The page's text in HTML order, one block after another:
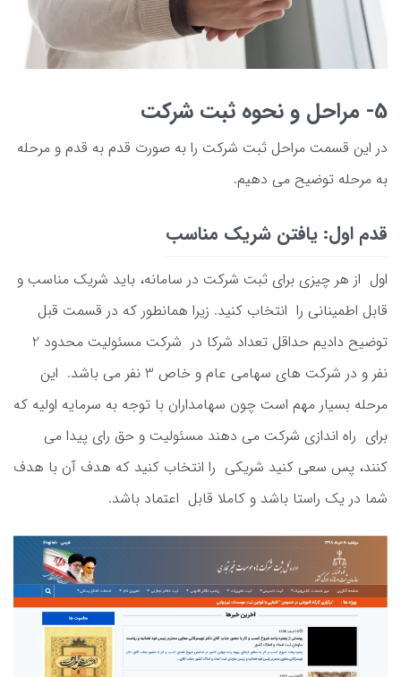
5- مراحل و نحوه ثبت شرکت
در این قسمت مراحل ثبت شرکت را به صورت قدم به قدم و مرحله
به مرحله توضیح می دهیم.
قدم اول: یافتن شریک مناسب
اول از هر چیزی برای ثبت شرکت در سامانه، باید شریک مناسب و
قابل اطمینانی را انتخاب کنید. زیرا همانطور که در قسمت قبل
توضیح دادیم حداقل تعداد شرکا در شرکت مسئولیت محدود 2
نفر و در شرکت های سهامی عام و خاص 3 نفر می باشد. این
مرحله بسیار مهم است چون سهامداران با توجه به سرمایه اولیه که
برای راه اندازی شرکت می دهند مسئولیت و حق رای پیدا می
کنند، پس سعی کنید شریکی را انتخاب کنید که هدف آن با هدف
شما در یک راستا باشد و کاملا قابل اعتماد باشد.